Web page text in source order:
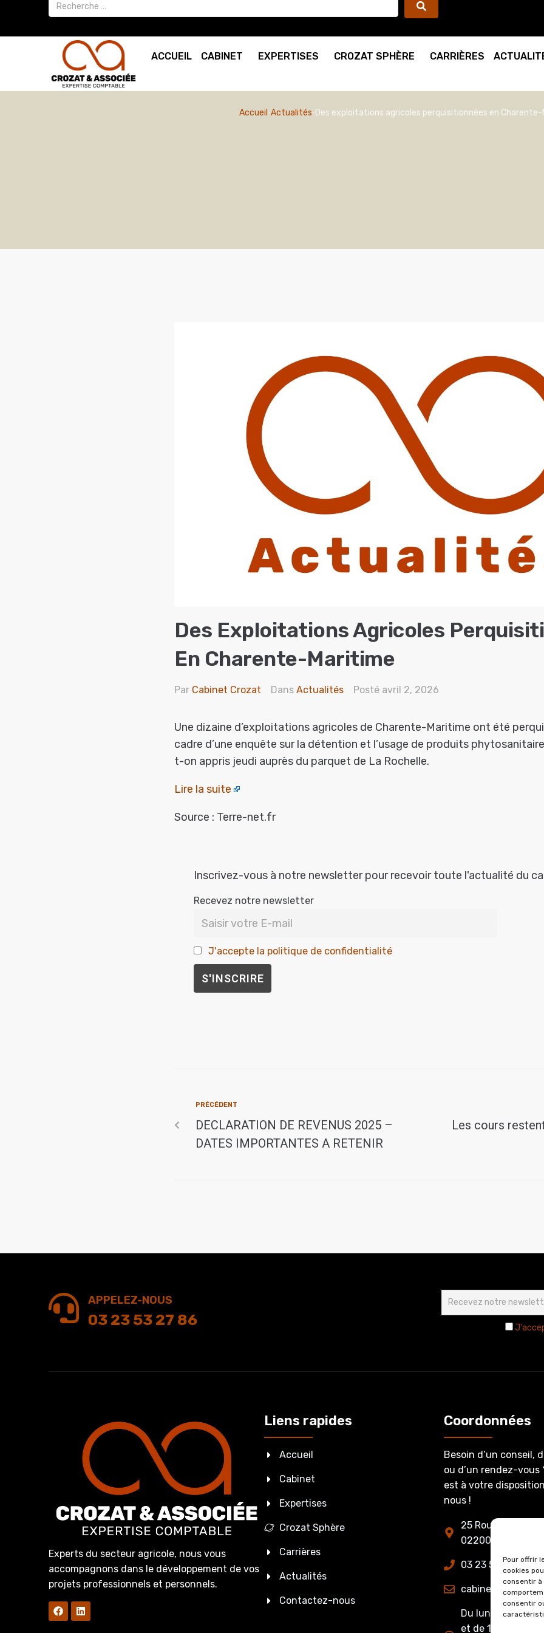
Pour offrir
cookies
consentir
consentir
ACCUEIL CABINET EXPERTISES CROZAT SPHÈRE CARRIÈRES
Accueil Actualités Des exploitations agricoles perquisitionnées en
Des Exploitations Agricoles
En Charente-Maritime
Par Cabinet Crozat Dans Actualités Posté avril 2, 2026
Une dizaine d’exploitations agricoles de Charente-Maritime ont été
cadre d’une enquête sur la détention et l’usage de produits
t-on appris jeudi auprès du parquet de La Rochelle.
Lire la suite
Source : Terre-net.fr
Inscrivez-vous à notre newsletter pour recevoir toute l'actualité du
Recevez notre newsletter
J'accepte la politique de confidentialité
PRÉCÉDENT
DECLARATION DE REVENUS 2025 –
DATES IMPORTANTES A RETENIR
Les cours
APPELEZ-NOUS
03 23 53 27 86
Experts du secteur agricole, nous vous
accompagnons dans le développement de vos
projets professionnels et personnels.
Liens rapides
Accueil
Cabinet
Expertises
Crozat Sphère
Carrières
Actualités
Contactez-nous
Coordonnées
Besoin d’un conseil,
ou d’un rendez-vous
est à votre
nous !
25 Route de Fère-
02200 Belleu
03 23 53 27 86
Du lundi au jeudi :
et de 13h15 à